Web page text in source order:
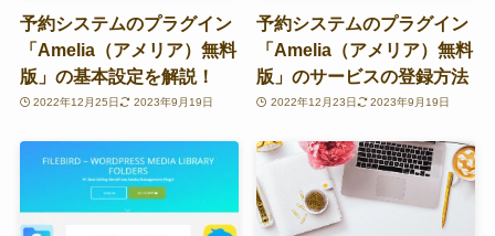
予約システムのプラグイン
「Amelia（アメリア）無料
版」の基本設定を解説！
2022年12月25日 2023年9月19日
予約システムのプラグイン
「Amelia（アメリア）無料
版」のサービスの登録方法
2022年12月23日 2023年9月19日